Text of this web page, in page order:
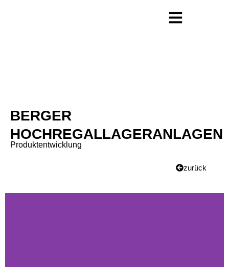
BERGER
HOCHREGALLAGERANLAGEN
Produktentwicklung
zurück